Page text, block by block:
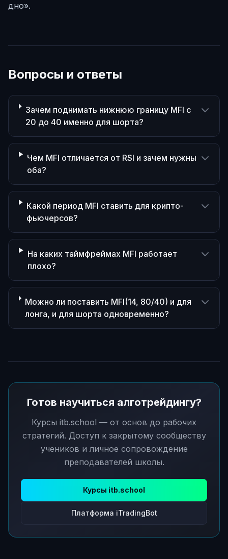
дно».
Вопросы и ответы
Зачем поднимать нижнюю границу MFI с
20 до 40 именно для шорта?
Чем MFI отличается от RSI и зачем нужны
оба?
Какой период MFI ставить для крипто-
фьючерсов?
На каких таймфреймах MFI работает
плохо?
Можно ли поставить MFI(14, 80/40) и для
лонга, и для шорта одновременно?
Готов научиться алготрейдингу?
Курсы itb.school — от основ до рабочих
стратегий. Доступ к закрытому сообществу
учеников и личное сопровождение
преподавателей школы.
Курсы itb.school
Платформа iTradingBot